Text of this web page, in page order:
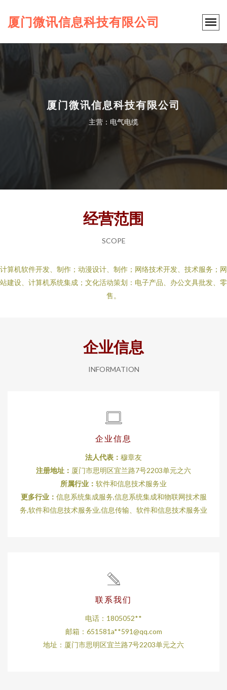
厦门微讯信息科技有限公司
厦门微讯信息科技有限公司
主营：电气电缆
经营范围
SCOPE
计算机软件开发、制作；动漫设计、制作；网络技术开发、技术服务；网
站建设、计算机系统集成；文化活动策划：电子产品、办公文具批发、零
售。
企业信息
INFORMATION
企业信息
法人代表： 穆章友
注册地址： 厦门市思明区宜兰路7号2203单元之六
所属行业： 软件和信息技术服务业
更多行业： 信息系统集成服务,信息系统集成和物联网技术服
务,软件和信息技术服务业,信息传输、软件和信息技术服务业
联系我们
电话：1805052**
邮箱：651581a**591@qq.com
地址：厦门市思明区宜兰路7号2203单元之六